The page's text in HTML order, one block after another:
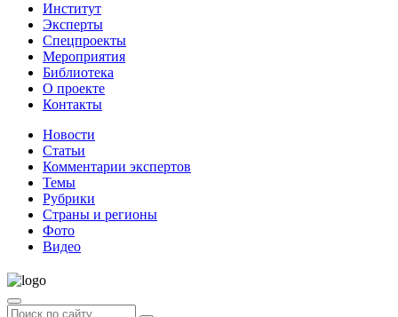
Институт
Эксперты
Спецпроекты
Мероприятия
Библиотека
О проекте
Контакты
Новости
Статьи
Комментарии экспертов
Темы
Рубрики
Страны и регионы
Фото
Видео